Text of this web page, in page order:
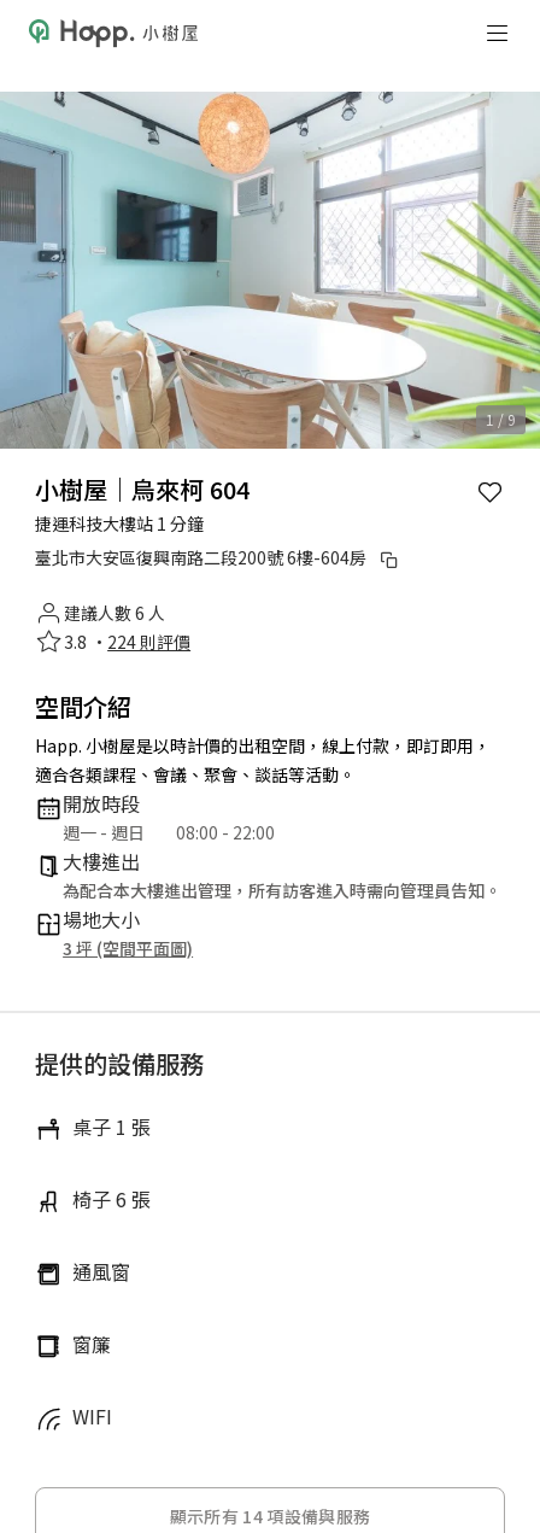
1 / 9
小樹屋｜烏來柯 604
捷運科技大樓站 1 分鐘
臺北市大安區復興南路二段200號 6樓-604房
建議人數 6 人
3.8 · 224 則評價
空間介紹
Happ. 小樹屋是以時計價的出租空間，線上付款，即訂即用，
適合各類課程、會議、聚會、談話等活動。
開放時段
週一 - 週日 08:00 - 22:00
大樓進出
為配合本大樓進出管理，所有訪客進入時需向管理員告知。
場地大小
3 坪 (空間平面圖)
提供的設備服務
桌子 1 張
椅子 6 張
通風窗
窗簾
WIFI
顯示所有 14 項設備與服務